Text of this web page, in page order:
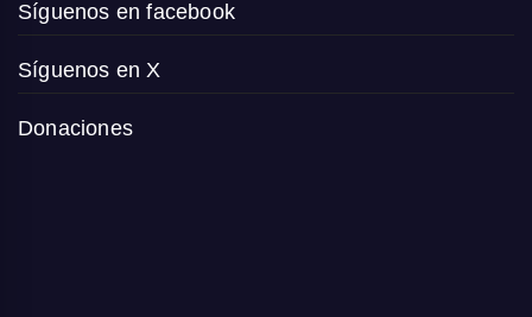
Síguenos en facebook
Síguenos en X
Donaciones